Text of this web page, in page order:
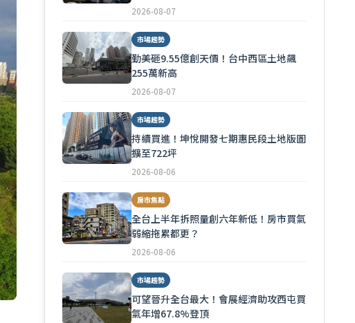
2026-08-07
市場趨勢
勤美砸9.55億創天價！台中西區土地飆
255萬新高
2026-08-07
市場趨勢
持續買進！坤悅開發七期惠民段土地版圖
擴至722坪
2026-08-06
房市焦點
全台上半年拆照量創六年新低！房市買氣
弱縮拖累都更？
2026-08-06
市場趨勢
可望晉升全台最大！會展經濟助攻西屯買
氣年增67.8%登頂